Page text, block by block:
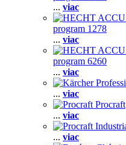
... viac
program 1278
... viac
program 6260
... viac
... viac
Procraft
... viac
... viac